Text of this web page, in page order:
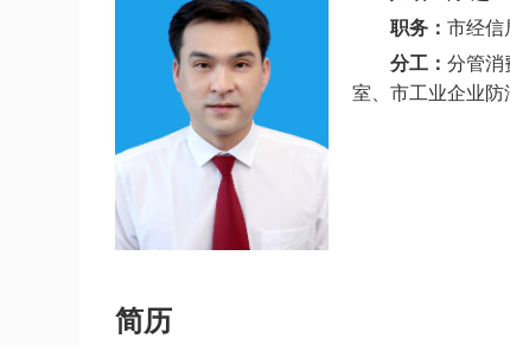
职务： 市经信
分工： 分管消
室、市工业企业防
简历